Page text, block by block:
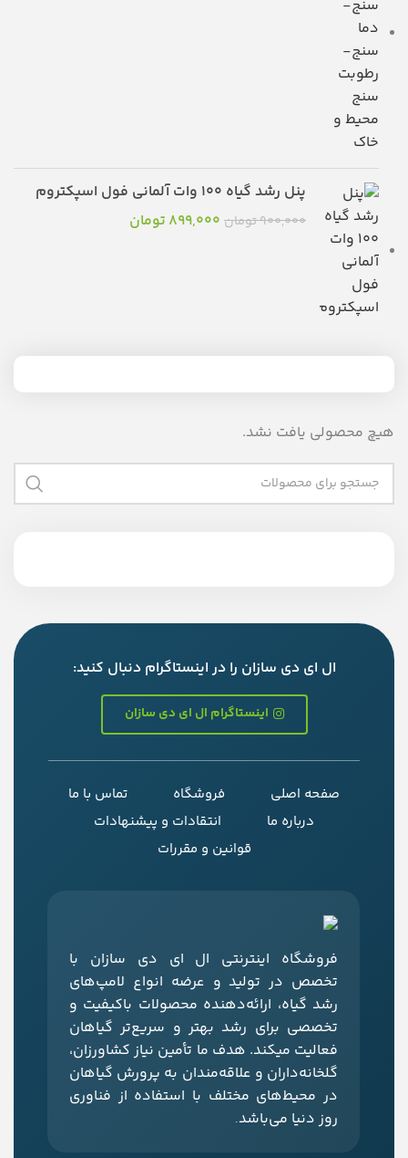
پنل رشد گیاه ۱۰۰ وات آلمانی فول اسپکتروم
۹۰۰,۰۰۰تومان ۸۹۹,۰۰۰ تومان
هیچ محصولی یافت نشد.
ال ای دی سازان را در اینستاگرام دنبال کنید:
اینستاگرام ال ای دی سازان
صفحه اصلی فروشگاه
تماس با ما
درباره ما
انتقادات و پیشنهادات
قوانین و مقررات
فروشگاه اینترنتی ال‌ ای‌ دی‌ سازان با
تخصص در تولید و عرضه انواع لامپ‌های
رشد گیاه، ارائه‌دهنده محصولات باکیفیت و
تخصصی برای رشد بهتر و سریع‌تر گیاهان
فعالیت میکند. هدف ما تأمین نیاز کشاورزان،
گلخانه‌داران و علاقه‌مندان به پرورش گیاهان
در محیط‌های مختلف با استفاده از فناوری
روز دنیا می‌باشد.